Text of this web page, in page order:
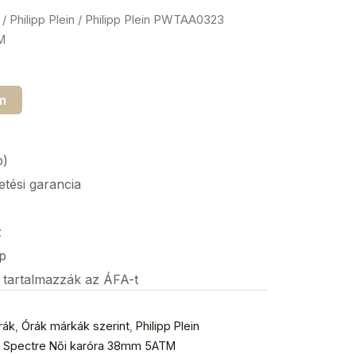
/ Philipp Plein / Philipp Plein PWTAA0323
garancia
az ÁFA-t
Órák márkák szerint Philipp Plein
Spectre Női karóra 38mm 5ATM